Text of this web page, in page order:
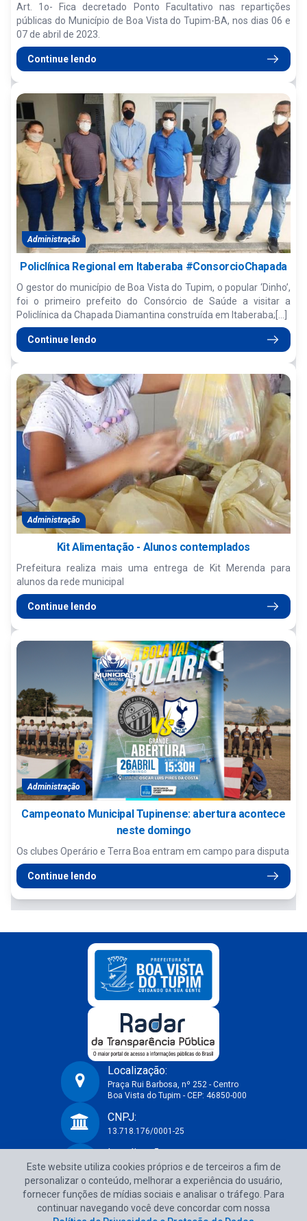
Art. 1o- Fica decretado Ponto Facultativo nas repartições
públicas do Município de Boa Vista do Tupim-BA, nos dias 06 e
07 de abril de 2023.
Continue lendo
Administração
Policlínica Regional em Itaberaba #ConsorcioChapada
O gestor do município de Boa Vista do Tupim, o popular ‘Dinho’,
foi o primeiro prefeito do Consórcio de Saúde a visitar a
Policlínica da Chapada Diamantina construída em Itaberaba;[...]
Continue lendo
Administração
Kit Alimentação - Alunos contemplados
Prefeitura realiza mais uma entrega de Kit Merenda para
alunos da rede municipal
Continue lendo
Administração
Campeonato Municipal Tupinense: abertura acontece
neste domingo
Os clubes Operário e Terra Boa entram em campo para disputa
Continue lendo
Prefeitura Municipal de Boa Vista do Tupim-BA
Localização:
Praça Rui Barbosa, nº 252 - Centro
Boa Vista do Tupim - CEP: 46850-000
CNPJ:
13.718.176/0001-25
Localização:
Praça Rui Barbosa, nº 252 - Centro
Boa Vista do Tupim - CEP: 46850-000
CNPJ:
13.718.176/0001-25
Este website utiliza cookies próprios e de terceiros a fim de
personalizar o conteúdo, melhorar a experiência do usuário,
fornecer funções de mídias sociais e analisar o tráfego. Para
continuar navegando você deve concordar com nossa